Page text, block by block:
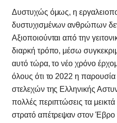
Δυστυχώς όμως, η
δυστυχισμένων ανθρώπων
Αξιοποιούνται από την
διαρκή τρόπο, μέσω
αυτό τώρα, το νέο χρόνο
όλους ότι το 2022 η παρουσία
στελεχών της Ελληνικής
πολλές περιπτώσεις τα
στρατό απέτρεψαν στον